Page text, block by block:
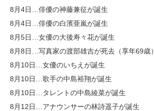
8月4日…俳優の神藤兼征が誕生
8月4日…俳優の白濱亜嵐が誕生
8月5日…女優の大後寿々花が誕生
8月8日…写真家の渡部雄吉が死去（享年69歳）
8月10日…女優のいちえが誕生
8月10日…歌手の中島裕翔が誕生
8月10日…タレントの中島綾菜が誕生
8月12日…アナウンサーの林詩遥子が誕生